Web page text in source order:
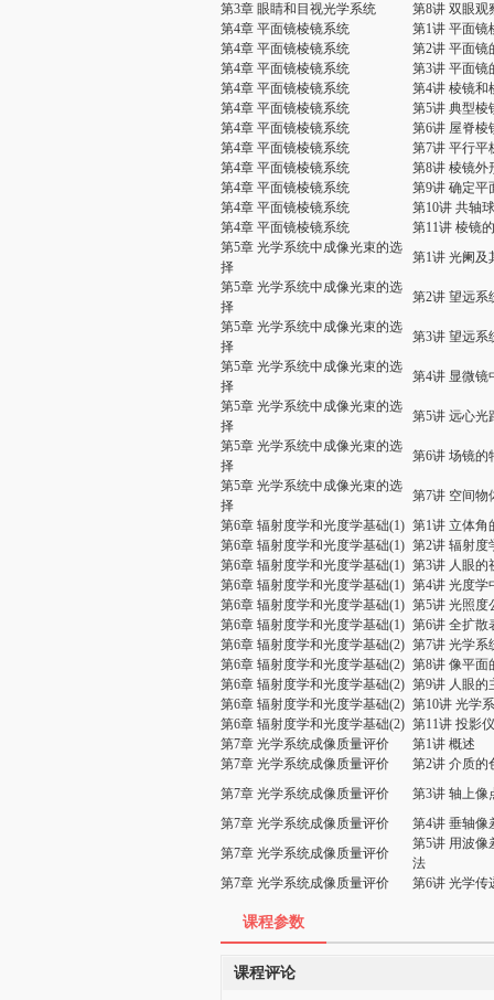
第3章 眼睛和目视光学系统
第8讲 双眼观
第4章 平面镜棱镜系统
第1讲 平面镜
第4章 平面镜棱镜系统
第2讲 平面镜
第4章 平面镜棱镜系统
第3讲 平面镜
第4章 平面镜棱镜系统
第4讲 棱镜和
第4章 平面镜棱镜系统
第5讲 典型棱
第4章 平面镜棱镜系统
第6讲 屋脊棱
第4章 平面镜棱镜系统
第7讲 平行平
第4章 平面镜棱镜系统
第8讲 棱镜外
第4章 平面镜棱镜系统
第9讲 确定平
第4章 平面镜棱镜系统
第10讲 共轴
第4章 平面镜棱镜系统
第11讲 棱镜
第5章 光学系统中成像光束的选
择
第1讲 光阑及
第5章 光学系统中成像光束的选
择
第2讲 望远
第5章 光学系统中成像光束的选
择
第3讲 望远
第5章 光学系统中成像光束的选
择
第4讲 显微镜
第5章 光学系统中成像光束的选
择
第5讲 远心光
第5章 光学系统中成像光束的选
择
第6讲 场镜的
第5章 光学系统中成像光束的选
择
第7讲 空间
第6章 辐射度学和光度学基础(1) 第1讲 立体角
第6章 辐射度学和光度学基础(1) 第2讲 辐射度
第6章 辐射度学和光度学基础(1) 第3讲 人眼的
第6章 辐射度学和光度学基础(1) 第4讲 光度学
第6章 辐射度学和光度学基础(1) 第5讲 光照度
第6章 辐射度学和光度学基础(1) 第6讲 全扩散
第6章 辐射度学和光度学基础(2) 第7讲 光学系
第6章 辐射度学和光度学基础(2) 第8讲 像平面
第6章 辐射度学和光度学基础(2) 第9讲 人眼的
第6章 辐射度学和光度学基础(2) 第10讲 光学
第6章 辐射度学和光度学基础(2) 第11讲 投影
第7章 光学系统成像质量评价
第1讲 概述
第7章 光学系统成像质量评价
第2讲 介质的
第7章 光学系统成像质量评价
第3讲 轴上
第7章 光学系统成像质量评价
第4讲 垂轴像
第7章 光学系统成像质量评价
第5讲 用波像
法
第7章 光学系统成像质量评价
第6讲 光学传
课程参数
课程评论